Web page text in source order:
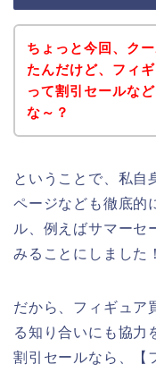
ちょっと今回、ク
たんだけど、フィ
って割引セールな
な～？
ということで、私自
ページなども徹底的
ル、例えばサマーセ
みることにしました！
だから、フィギュア
る知り合いにも協力
割引セールなら、【